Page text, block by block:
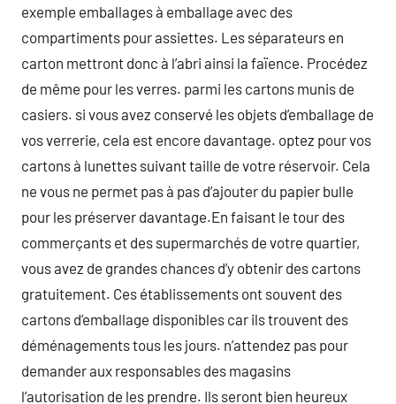
exemple emballages à emballage avec des
compartiments pour assiettes. Les séparateurs en
carton mettront donc à l’abri ainsi la faïence. Procédez
de même pour les verres. parmi les cartons munis de
casiers. si vous avez conservé les objets d’emballage de
vos verrerie, cela est encore davantage. optez pour vos
cartons à lunettes suivant taille de votre réservoir. Cela
ne vous ne permet pas à pas d’ajouter du papier bulle
pour les préserver davantage.En faisant le tour des
commerçants et des supermarchés de votre quartier,
vous avez de grandes chances d’y obtenir des cartons
gratuitement. Ces établissements ont souvent des
cartons d’emballage disponibles car ils trouvent des
déménagements tous les jours. n’attendez pas pour
demander aux responsables des magasins
l’autorisation de les prendre. Ils seront bien heureux